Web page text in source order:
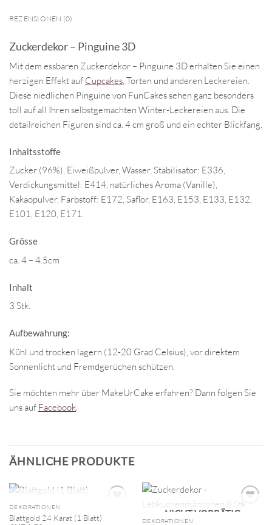
REZENSIONEN (0)
Zuckerdekor – Pinguine 3D
Mit dem essbaren Zuckerdekor – Pinguine 3D erhalten Sie einen
herzigen Effekt auf Cupcakes, Torten und anderen Leckereien.
Diese niedlichen Pinguine von FunCakes sehen ganz besonders
toll auf all Ihren selbstgemachten Winter-Leckereien aus. Die
detailreichen Figuren sind ca. 4 cm groß und ein echter Blickfang.
Inhaltsstoffe
Zucker (96%), Eiweißpulver, Wasser, Stabilisator: E336,
Verdickungsmittel: E414, natürliches Aroma (Vanille),
Kakaopulver, Farbstoff: E172, Saflor, E163, E153, E133, E132,
E101, E120, E171.
Grösse
ca. 4 – 4.5cm
Inhalt
3 Stk.
Aufbewahrung:
Kühl und trocken lagern (12-20 Grad Celsius), vor direktem
Sonnenlicht und Fremdgerüchen schützen.
Sie möchten mehr über MakeUrCake erfahren? Dann folgen Sie
uns auf Facebook.
ÄHNLICHE PRODUKTE
NICHT VORRÄTIG
DEKORATIONEN
Blattgold 24 Karat (1 Blatt)
NICHT VORRÄTIG
DEKORATIONEN